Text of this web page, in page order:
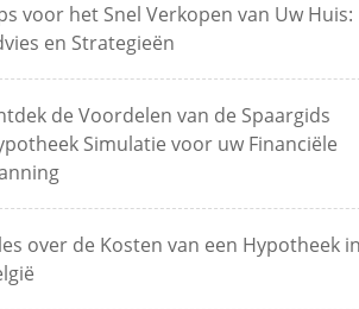
voor het Snel Verkopen van Uw Huis:
en Strategieën
de Voordelen van de Spaargids
Simulatie voor uw Financiële
over de Kosten van een Hypotheek in